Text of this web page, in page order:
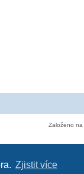
Zjistit více
Založeno na